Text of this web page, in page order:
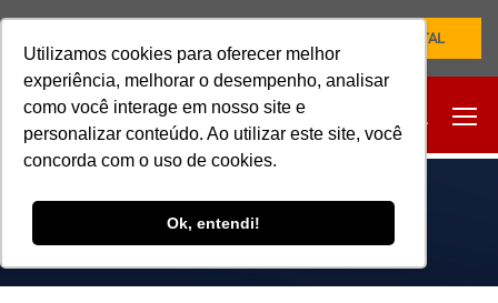
Utilizamos cookies para oferecer melhor
experiência, melhorar o desempenho, analisar
como você interage em nosso site e
personalizar conteúdo. Ao utilizar este site, você
concorda com o uso de cookies.
Ok, entendi!
NOVO PORTAL
SEM CATEGORIA